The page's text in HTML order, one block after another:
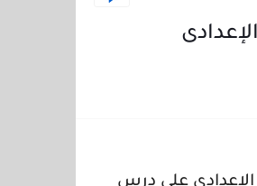
الإعدادي على درس